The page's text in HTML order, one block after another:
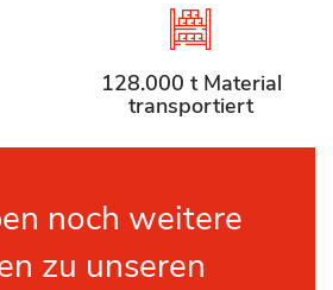
128.000 t Material
transportiert
noch weitere
zu unseren